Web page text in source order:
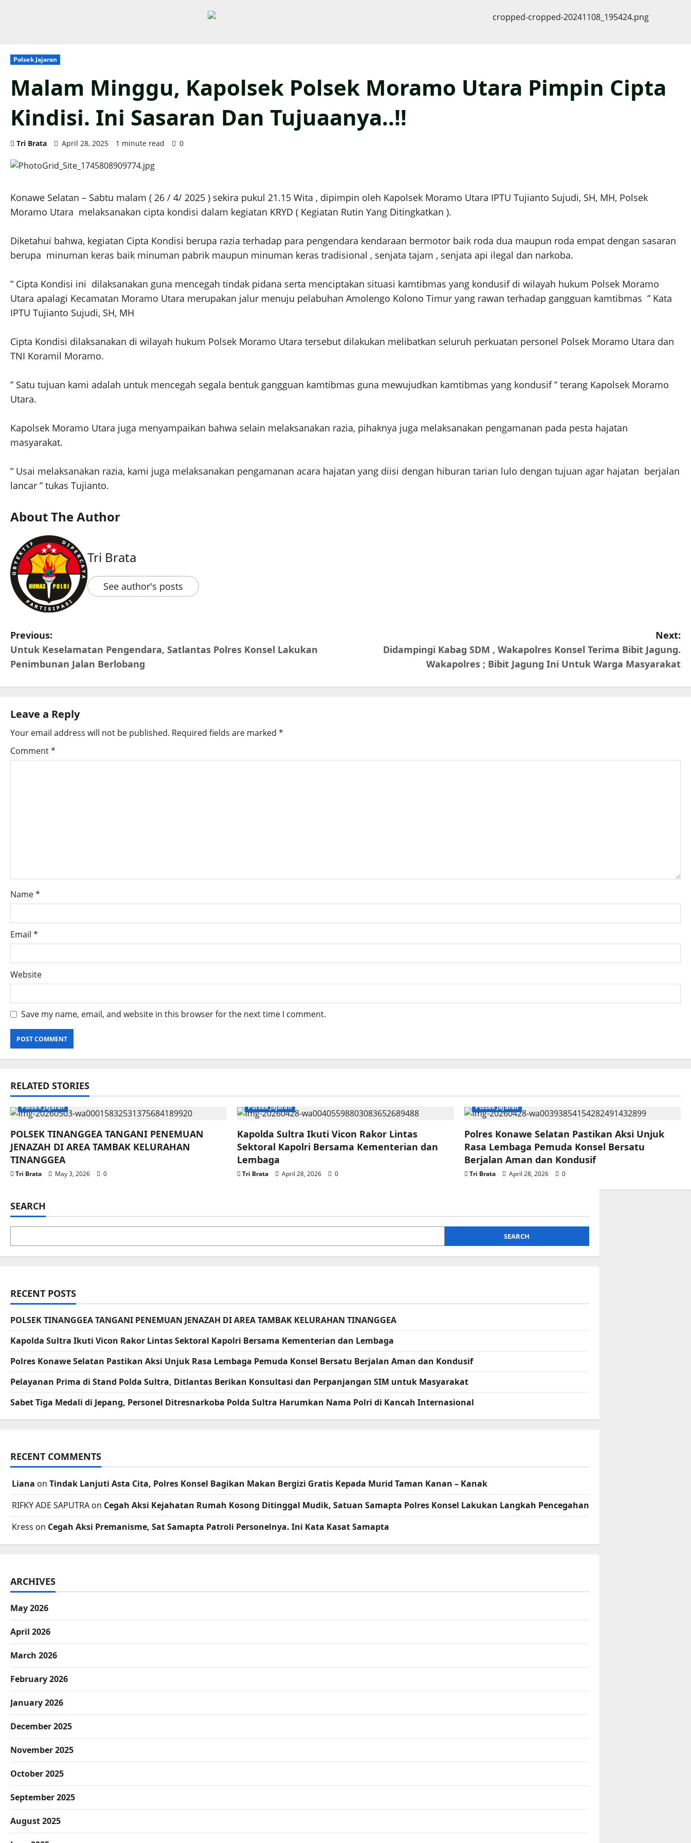
Polsek Jajaran
Malam Minggu, Kapolsek Polsek Moramo Utara Pimpin Cipta
Kindisi. Ini Sasaran Dan Tujuaanya..!!
Tri Brata April 28, 2025 1 minute read 0
Konawe Selatan – Sabtu malam ( 26 / 4/ 2025 ) sekira pukul 21.15 Wita , dipimpin oleh Kapolsek Moramo Utara IPTU Tujianto Sujudi, SH, MH, Polsek
Moramo Utara melaksanakan cipta kondisi dalam kegiatan KRYD ( Kegiatan Rutin Yang Ditingkatkan ).
Diketahui bahwa, kegiatan Cipta Kondisi berupa razia terhadap para pengendara kendaraan bermotor baik roda dua maupun roda empat dengan sasaran
berupa minuman keras baik minuman pabrik maupun minuman keras tradisional , senjata tajam , senjata api ilegal dan narkoba.
” Cipta Kondisi ini dilaksanakan guna mencegah tindak pidana serta menciptakan situasi kamtibmas yang kondusif di wilayah hukum Polsek Moramo
Utara apalagi Kecamatan Moramo Utara merupakan jalur menuju pelabuhan Amolengo Kolono Timur yang rawan terhadap gangguan kamtibmas ” Kata
IPTU Tujianto Sujudi, SH, MH
Cipta Kondisi dilaksanakan di wilayah hukum Polsek Moramo Utara tersebut dilakukan melibatkan seluruh perkuatan personel Polsek Moramo Utara dan
TNI Koramil Moramo.
” Satu tujuan kami adalah untuk mencegah segala bentuk gangguan kamtibmas guna mewujudkan kamtibmas yang kondusif ” terang Kapolsek Moramo
Utara.
Kapolsek Moramo Utara juga menyampaikan bahwa selain melaksanakan razia, pihaknya juga melaksanakan pengamanan pada pesta hajatan
masyarakat.
” Usai melaksanakan razia, kami juga melaksanakan pengamanan acara hajatan yang diisi dengan hiburan tarian lulo dengan tujuan agar hajatan berjalan
lancar ” tukas Tujianto.
About The Author
Tri Brata
See author's posts
Previous:
Untuk Keselamatan Pengendara, Satlantas Polres Konsel Lakukan
Penimbunan Jalan Berlobang
Next:
Didampingi Kabag SDM , Wakapolres Konsel Terima Bibit Jagung.
Wakapolres ; Bibit Jagung Ini Untuk Warga Masyarakat
Leave a Reply
Your email address will not be published. Required fields are marked *
Comment*
Name*
Email *
Website
Save my name, email, and website in this browser for the next time I comment.
RELATED STORIES
Polsek Jajaran
POLSEK TINANGGEA TANGANI PENEMUAN
JENAZAH DI AREA TAMBAK KELURAHAN
TINANGGEA
Tri Brata May 3, 2026 0
Polsek Jajaran
Kapolda Sultra Ikuti Vicon Rakor Lintas
Sektoral Kapolri Bersama Kementerian dan
Lembaga
Tri Brata April 28, 2026 0
Polsek Jajaran
Polres Konawe Selatan Pastikan Aksi Unjuk
Rasa Lembaga Pemuda Konsel Bersatu
Berjalan Aman dan Kondusif
Tri Brata April 28, 2026 0
SEARCH
SEARCH
RECENT POSTS
POLSEK TINANGGEA TANGANI PENEMUAN JENAZAH DI AREA TAMBAK KELURAHAN TINANGGEA
Kapolda Sultra Ikuti Vicon Rakor Lintas Sektoral Kapolri Bersama Kementerian dan Lembaga
Polres Konawe Selatan Pastikan Aksi Unjuk Rasa Lembaga Pemuda Konsel Bersatu Berjalan Aman dan Kondusif
Pelayanan Prima di Stand Polda Sultra, Ditlantas Berikan Konsultasi dan Perpanjangan SIM untuk Masyarakat
Sabet Tiga Medali di Jepang, Personel Ditresnarkoba Polda Sultra Harumkan Nama Polri di Kancah Internasional
RECENT COMMENTS
Liana on Tindak Lanjuti Asta Cita, Polres Konsel Bagikan Makan Bergizi Gratis Kepada Murid Taman Kanan – Kanak
RIFKY ADE SAPUTRA on Cegah Aksi Kejahatan Rumah Kosong Ditinggal Mudik, Satuan Samapta Polres Konsel Lakukan Langkah Pencegahan
Kress on Cegah Aksi Premanisme, Sat Samapta Patroli Personelnya. Ini Kata Kasat Samapta
ARCHIVES
May 2026
April 2026
March 2026
February 2026
January 2026
December 2025
November 2025
October 2025
September 2025
August 2025